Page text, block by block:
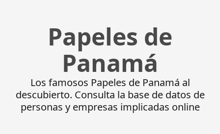
Papeles de
Panamá
Los famosos Papeles de Panamá al
descubierto. Consulta la base de datos de
personas y empresas implicadas online